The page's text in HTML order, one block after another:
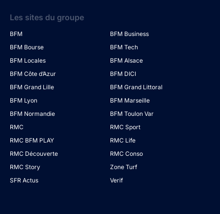
Les sites du groupe
BFM
BFM Business
BFM Bourse
BFM Tech
BFM Locales
BFM Alsace
BFM Côte d’Azur
BFM DICI
BFM Grand Lille
BFM Grand Littoral
BFM Lyon
BFM Marseille
BFM Normandie
BFM Toulon Var
RMC
RMC Sport
RMC BFM PLAY
RMC Life
RMC Découverte
RMC Conso
RMC Story
Zone Turf
SFR Actus
Verif